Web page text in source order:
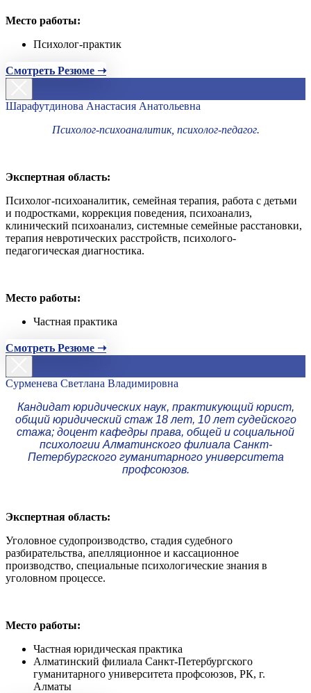
Место работы:
Психолог-практик
Смотреть Резюме ➝
Шарафутдинова Анастасия Анатольевна
Психолог-психоаналитик, психолог-педагог.
Экспертная область:
Психолог-психоаналитик, семейная терапия, работа с детьми
и подростками, коррекция поведения, психоанализ,
клинический психоанализ, системные семейные расстановки,
терапия невротических расстройств, психолого-
педагогическая диагностика.
Место работы:
Частная практика
Смотреть Резюме ➝
Сурменева Светлана Владимировна
Кандидат юридических наук, практикующий юрист,
общий юридический стаж 18 лет, 10 лет судейского
стажа; доцент кафедры права, общей и социальной
психологии Алматинского филиала Санкт-
Петербургского гуманитарного университета
профсоюзов.
Экспертная область:
Уголовное судопроизводство, стадия судебного
разбирательства, апелляционное и кассационное
производство, специальные психологические знания в
уголовном процессе.
Место работы:
Частная юридическая практика
Алматинский филиала Санкт-Петербургского
гуманитарного университета профсоюзов, РК, г.
Алматы